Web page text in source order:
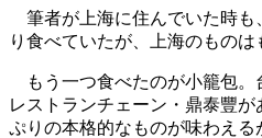
筆者が上海に住んでいた時も
り食べていたが、上海のものは
もう一つ食べたのが小籠包。
レストランチェーン・鼎泰豐
ぷりの本格的なものが味わえ